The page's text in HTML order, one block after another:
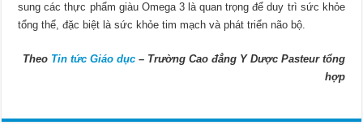
sung các thực phẩm giàu Omega 3 là quan trọng để duy trì sức khỏe
tổng thể, đặc biệt là sức khỏe tim mạch và phát triển não bộ.
Theo Tin tức Giáo dục– Trường Cao đẳng Y Dược Pasteur tổng
hợp